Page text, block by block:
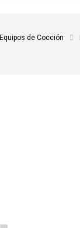
Equipos de Cocción